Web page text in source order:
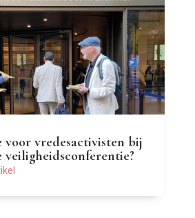
voor vredesactivisten bij
veiligheidsconferentie?